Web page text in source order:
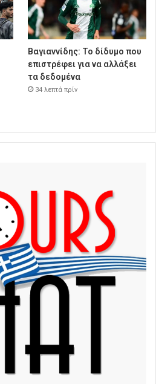
Βαγιαννίδης: Το δίδυμο που
επιστρέφει για να αλλάξει
τα δεδομένα
34 λεπτά πρίν